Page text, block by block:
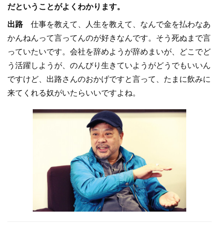
だということがよくわかります。
出路 仕事を教えて、人生を教えて、なんで金を払わなあ
かんねんって言ってんのが好きなんです。そう死ぬまで言
っていたいです。会社を辞めようが辞めまいが、どこでど
う活躍しようが、のんびり生きていようがどうでもいいん
ですけど、出路さんのおかげですと言って、たまに飲みに
来てくれる奴がいたらいいですよね。